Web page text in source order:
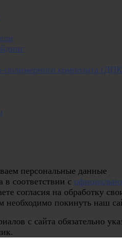
полимерного композита
персональные данные
в соответствии с
согласия на обработку
необходимо покинуть наш
с сайта обязательно